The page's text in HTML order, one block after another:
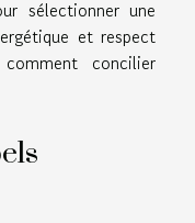
sélectionner une
et respect
concilier